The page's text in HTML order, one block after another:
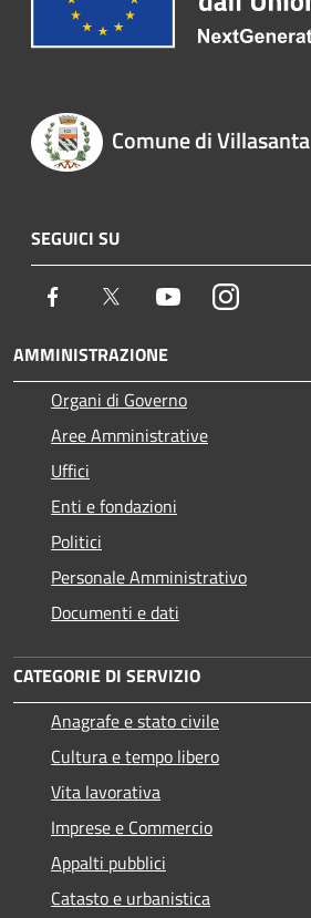
Comune di Villasanta
SEGUICI SU
Facebook Twitter YoutubeInstagram
AMMINISTRAZIONE
Organi di Governo
Aree Amministrative
Uffici
Enti e fondazioni
Politici
Personale Amministrativo
Documenti e dati
CATEGORIE DI SERVIZIO
Anagrafe e stato civile
Cultura e tempo libero
Vita lavorativa
Imprese e Commercio
Appalti pubblici
Catasto e urbanistica